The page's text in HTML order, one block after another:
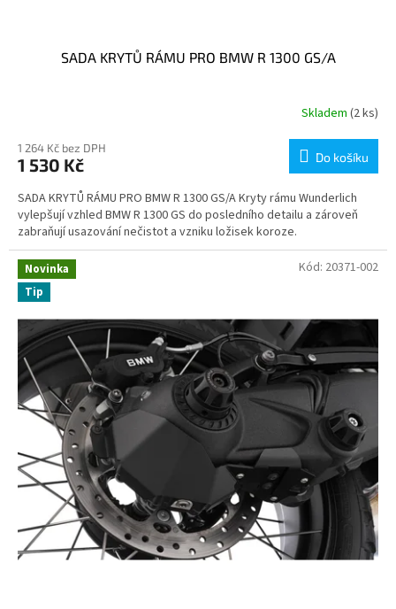
SADA KRYTŮ RÁMU PRO BMW R 1300 GS/A
Skladem (2 ks)
1 264 Kč bez DPH
1 530 Kč Do košíku
SADA KRYTŮ RÁMU PRO BMW R 1300 GS/A Kryty rámu Wunderlich
vylepšují vzhled BMW R 1300 GS do posledního detailu a zároveň
zabraňují usazování nečistot a vzniku ložisek koroze.
Novinka
Tip
Kód: 20371-002